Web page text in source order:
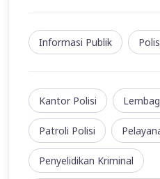
Informasi Publik
Kantor Polisi
Patroli Polisi
Penyelidikan Kriminal